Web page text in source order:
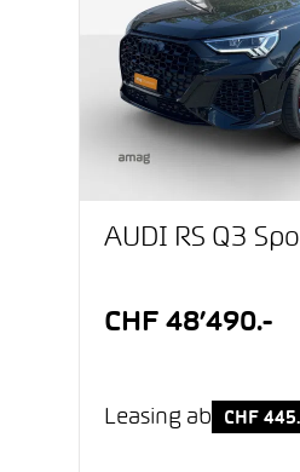
AUDI RS Q3
CHF 48’490.-
Leasing ab CHF